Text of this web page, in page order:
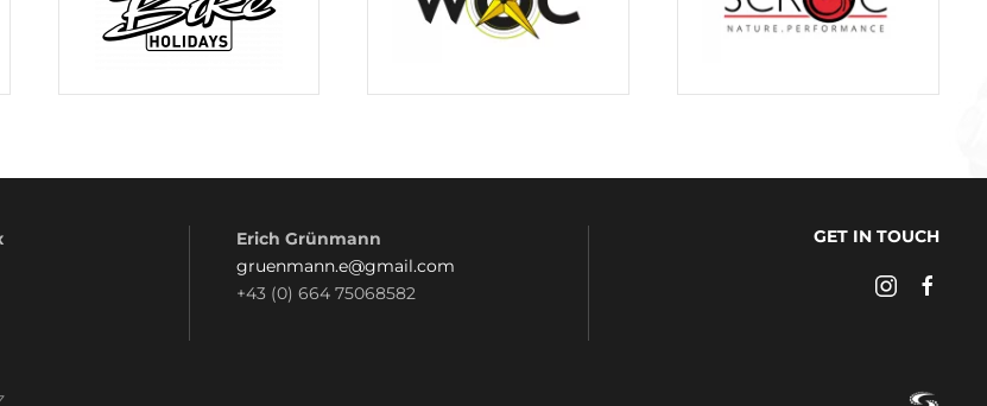
Erich Grünmann
gruenmann.e@gmail.com
+43 (0) 664 75068582
GET IN TOUCH